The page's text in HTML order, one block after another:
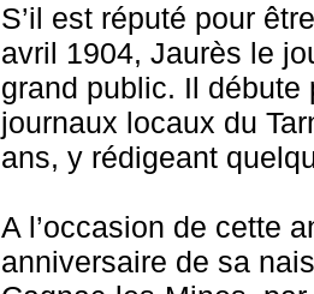
S’il est réputé pour
avril 1904, Jaurès le
grand public. Il
journaux locaux du
ans, y rédigeant
A l’occasion de cette
anniversaire de sa